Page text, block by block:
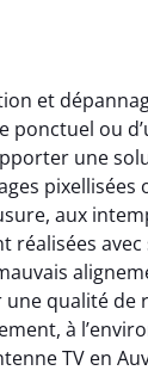
et
ponctuel
une
aux
réalisées
qualité
à
TV en